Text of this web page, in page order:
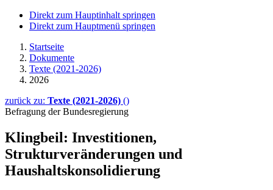
Direkt zum Hauptinhalt springen
Direkt zum Hauptmenü springen
Startseite
Dokumente
Texte (2021-2026)
2026
zurück zu: Texte (2021-2026) ()
Befragung der Bundesregierung
Klingbeil: Investitionen,
Strukturveränderungen und
Haushaltskonsolidierung